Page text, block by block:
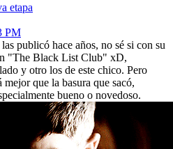
etapa
PM
publicó hace años, no sé si con su
"The Black List Club" xD,
y otro los de este chico. Pero
mejor que la basura que sacó,
bueno o novedoso.